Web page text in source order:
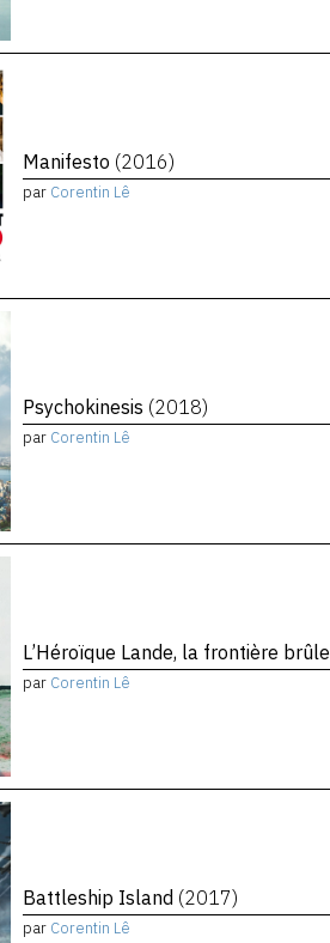
Manifesto (2016)
par Corentin Lê
Psychokinesis (2018)
par Corentin Lê
L’Héroïque Lande, la frontière brûle
par Corentin Lê
Battleship Island (2017)
par Corentin Lê